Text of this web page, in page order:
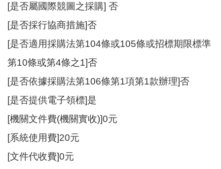
[是否屬國際競圖之採購] 否
[是否採行協商措施]否
[是否適用採購法第104條或105條或招標期限標準
第10條或第4條之1]否
[是否依據採購法第106條第1項第1款辦理]否
[是否提供電子領標]是
[機關文件費(機關實收)]0元
[系統使用費]20元
[文件代收費]0元